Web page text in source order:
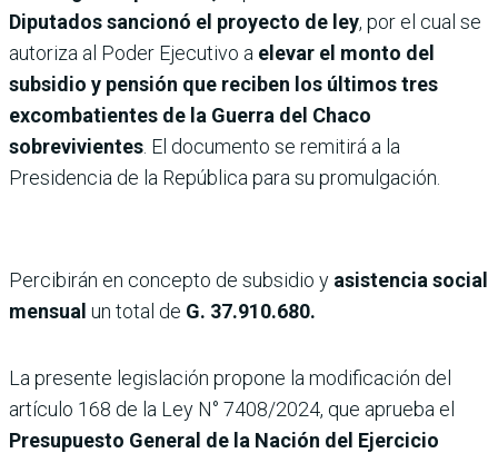
Diputados sancionó el proyecto de ley, por el cual se
autoriza al Poder Ejecutivo a elevar el monto del
subsidio y pensión que reciben los últimos tres
excombatientes de la Guerra del Chaco
sobrevivientes . El documento se remitirá a la
Presidencia de la República para su promulgación.
Percibirán en concepto de subsidio y asistencia social
mensual un total de G. 37.910.680.
La presente legislación propone la modificación del
artículo 168 de la Ley N° 7408/2024, que aprueba el
Presupuesto General de la Nación del Ejercicio